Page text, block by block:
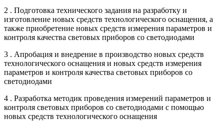
2 . Подготовка технического задания на разработку и
изготовление новых средств технологического оснащения, а
также приобретение новых средств измерения параметров и
контроля качества световых приборов со светодиодами
3 . Апробация и внедрение в производство новых средств
технологического оснащения и новых средств измерения
параметров и контроля качества световых приборов со
светодиодами
4 . Разработка методик проведения измерений параметров и
контроля световых приборов со светодиодами с помощью
новых средств технологического оснащения